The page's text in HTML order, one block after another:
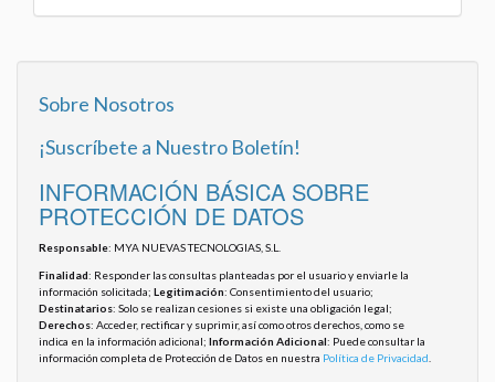
Sobre Nosotros
¡Suscríbete a Nuestro Boletín!
INFORMACIÓN BÁSICA SOBRE
PROTECCIÓN DE DATOS
Responsable: MYA NUEVAS TECNOLOGIAS, S.L.
Finalidad: Responder las consultas planteadas por el usuario y enviarle la
información solicitada; Legitimación: Consentimiento del usuario;
Destinatarios: Solo se realizan cesiones si existe una obligación legal;
Derechos: Acceder, rectificar y suprimir, así como otros derechos, como se
indica en la información adicional; Información Adicional: Puede consultar la
información completa de Protección de Datos en nuestra Política de Privacidad